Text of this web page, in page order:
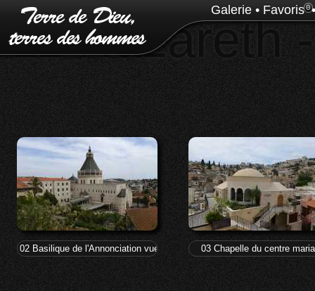
Galerie • Favoris0
11 Nazareth
02 Basilique de l'Annonciation vue du centre marial03 Chapelle du centre